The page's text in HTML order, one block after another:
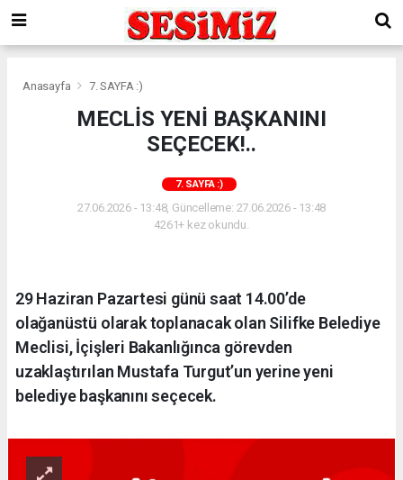
Anasayfa 7. SAYFA :)
MECLİS YENİ BAŞKANINI
SEÇECEK!..
7. SAYFA :)
27.06.2026 - 13:48, Güncelleme: 27.06.2026 - 13:48
4261+ kez okundu.
29 Haziran Pazartesi günü saat 14.00’de
olağanüstü olarak toplanacak olan Silifke Belediye
Meclisi, İçişleri Bakanlığınca görevden
uzaklaştırılan Mustafa Turgut’un yerine yeni
belediye başkanını seçecek.